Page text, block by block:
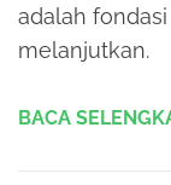
adalah
melanjutkan.
BACA